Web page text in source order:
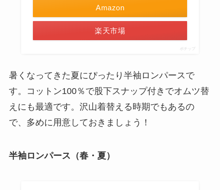
Amazon
楽天市場
ポチップ
暑くなってきた夏にぴったり半袖ロンパースで
す。コットン100％で股下スナップ付きでオムツ替
えにも最適です。沢山着替える時期でもあるの
で、多めに用意しておきましょう！
半袖ロンパース（春・夏）